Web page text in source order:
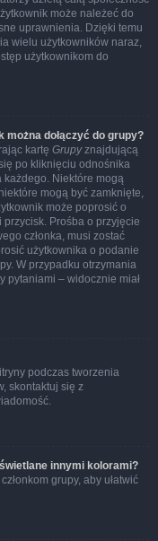
może należeć do
uprawnienia. Dzięki temu
wielu użytkowników naraz,
użytkownikom do
można dołączyć do grupy?
kartę Grupyznajdującą
po kliknięciu odnośnika
każdego. Niektóre mogą
mogą być zamknięte,
może poprosić o
Prośba o przyjęcie
członka, musi zostać
użytkownika o podanie
W przypadku otrzymania
pytaniami – widocznie miał
podczas tworzenia
skontaktuj się z
innymi kolorami?
grupy, aby ułatwić